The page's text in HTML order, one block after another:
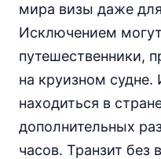
мира визы даже
Исключением
путешественники,
на круизном
находиться в
дополнительных
часов. Транзит без